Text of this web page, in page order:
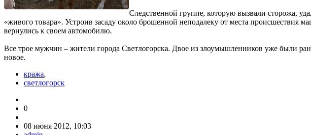
Следственной группе, которую вызвали сторожа,
«живого товара». Устроив засаду около брошенной неподалеку от места происшествия
вернулись к своем автомобилю.
Все трое мужчин – жители города Светлогорска. Двое из злоумышленников уже были
новое.
кража,
светлогорск
0
08 июня 2012, 10:03